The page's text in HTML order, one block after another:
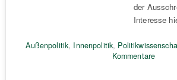
der
Interesse
Außenpolitik, Innenpolitik,
Kommentare